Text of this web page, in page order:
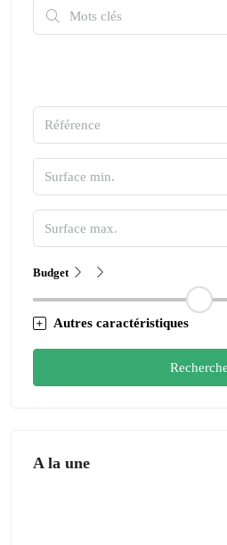
Budget
Autres caractéristiques
Recherche
A la une